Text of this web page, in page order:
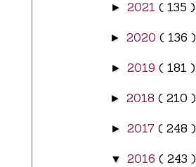
► 2021 ( 135 )
► 2020 ( 136 )
► 2019 ( 181 )
► 2018 ( 210 )
► 2017 ( 248 )
▼ 2016 ( 243 )